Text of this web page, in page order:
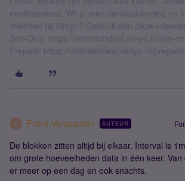
medewerkers. Wil je vriendendeal-korting en
vrienden bij Simyo? Gebruik dan deze
Sim-Only: https://vriendendeal.simyo.nl/sim-
Prepaid: https://vriendendeal.simyo.nl/prepaid/
F Frans Verstraeten AUTEUR
De blokken zitten altijd bij elkaar. Interval is
om grote hoeveelheden data in één keer.
er meer op een dag en ook snachts.